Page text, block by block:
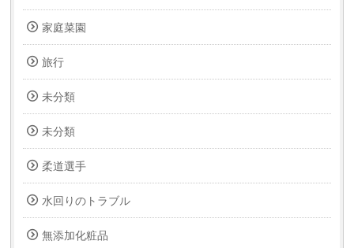
家庭菜園
旅行
未分類
未分類
柔道選手
水回りのトラブル
無添加化粧品